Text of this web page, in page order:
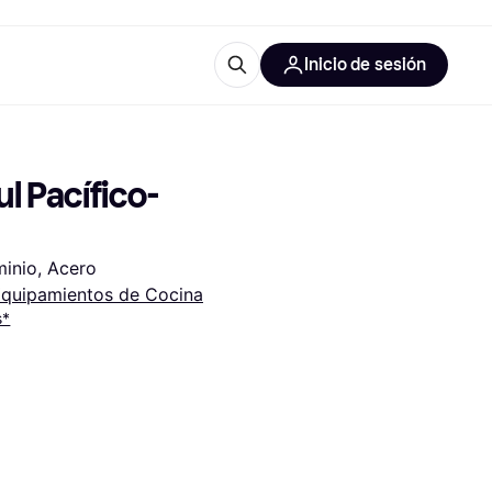
Inicio de sesión
Pacífico-
Acero
de Cocina